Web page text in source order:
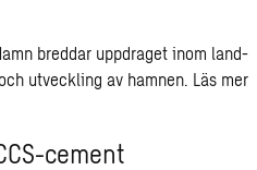
breddar uppdraget inom land-
utveckling av hamnen. Läs mer
cement